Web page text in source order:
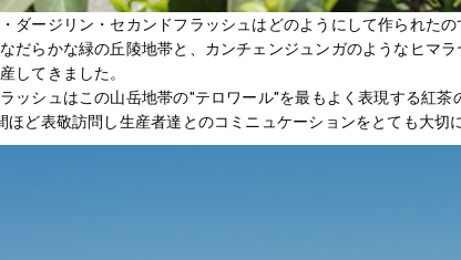
ダージリン・セカンドフラッシュはどのようにして作られた
だらかな緑の丘陵地帯と、カンチェンジュンガのようなヒマ
してきました。
ッシュはこの山岳地帯の"テロワール"を最もよく表現する紅
ほど表敬訪問し生産者達とのコミニュケーションをとても大切